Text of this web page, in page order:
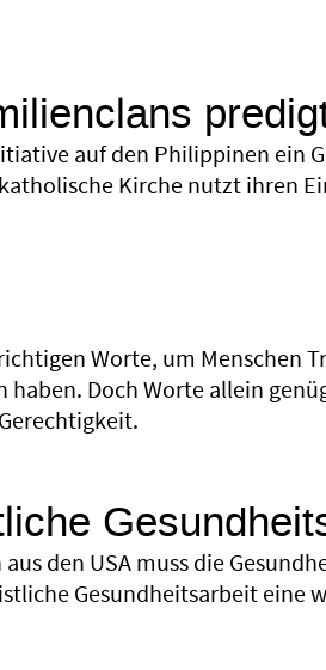
auf den Philippinen ein
Kirche nutzt ihren
Worte, um Menschen
haben. Doch Worte allein
den USA muss die
Gesundheitsarbeit eine